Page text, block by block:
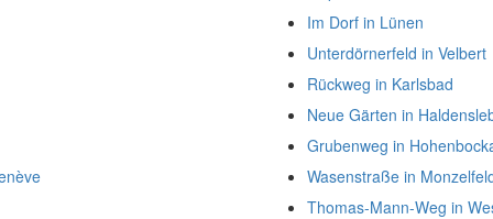
Im Dorf in Lünen
Unterdörnerfeld in Velbert
Rückweg in Karlsbad
Neue Gärten in
Grubenweg in
Wasenstraße in
Thomas-Mann-Weg in